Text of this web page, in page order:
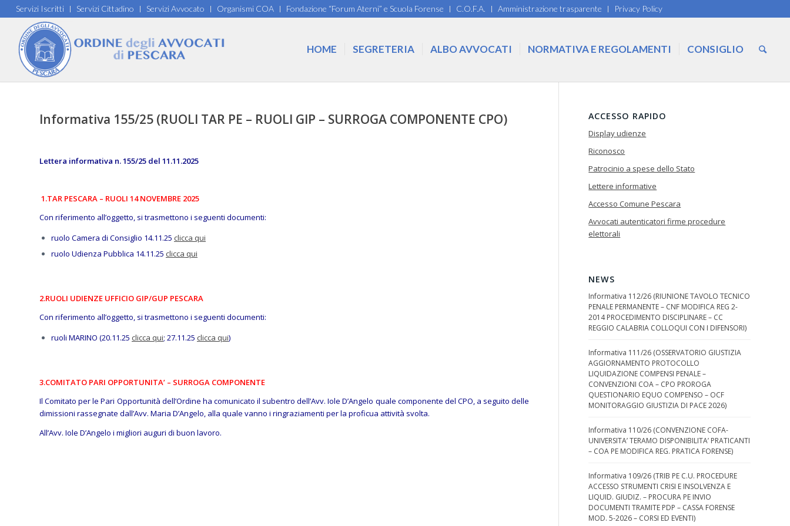
Servizi Iscritti Servizi Cittadino Servizi Avvocato Organismi COA Fondazione “Forum Aterni” e Scuola Forense C.O.F.A. Amministrazione trasparente Privacy Policy
HOME SEGRETERIA ALBO AVVOCATI NORMATIVA E REGOLAMENTI CONSIGLIO
Informativa 155/25 (RUOLI TAR PE – RUOLI GIP – SURROGA COMPONENTE CPO)
Lettera informativa n. 155/25 del 11.11.2025
1.TAR PESCARA – RUOLI 14 NOVEMBRE 2025
Con riferimento all’oggetto, si trasmettono i seguenti documenti:
ruolo Camera di Consiglio 14.11.25 clicca qui
ruolo Udienza Pubblica 14.11.25 clicca qui
2.RUOLI UDIENZE UFFICIO GIP/GUP PESCARA
Con riferimento all’oggetto, si trasmettono i seguenti documenti:
ruoli MARINO (20.11.25 clicca qui; 27.11.25 clicca qui)
3.COMITATO PARI OPPORTUNITA’ – SURROGA COMPONENTE
Il Comitato per le Pari Opportunità dell’Ordine ha comunicato il subentro dell’Avv. Iole D’Angelo quale componente del CPO, a seguito delle
dimissioni rassegnate dall’Avv. Maria D’Angelo, alla quale vanno i ringraziamenti per la proficua attività svolta.
All’Avv. Iole D’Angelo i migliori auguri di buon lavoro.
ACCESSO RAPIDO
Display udienze
Riconosco
Patrocinio a spese dello Stato
Lettere informative
Accesso Comune Pescara
Avvocati autenticatori firme procedure
elettorali
NEWS
Informativa 112/26 (RIUNIONE TAVOLO TECNICO
PENALE PERMANENTE – CNF MODIFICA REG 2-
2014 PROCEDIMENTO DISCIPLINARE – CC
REGGIO CALABRIA COLLOQUI CON I DIFENSORI)
Informativa 111/26 (OSSERVATORIO GIUSTIZIA
AGGIORNAMENTO PROTOCOLLO
LIQUIDAZIONE COMPENSI PENALE –
CONVENZIONI COA – CPO PROROGA
QUESTIONARIO EQUO COMPENSO – OCF
MONITORAGGIO GIUSTIZIA DI PACE 2026)
Informativa 110/26 (CONVENZIONE COFA-
UNIVERSITA’ TERAMO DISPONIBILITA’ PRATICANTI
– COA PE MODIFICA REG. PRATICA FORENSE)
Informativa 109/26 (TRIB PE C.U. PROCEDURE
ACCESSO STRUMENTI CRISI E INSOLVENZA E
LIQUID. GIUDIZ. – PROCURA PE INVIO
DOCUMENTI TRAMITE PDP – CASSA FORENSE
MOD. 5-2026 – CORSI ED EVENTI)